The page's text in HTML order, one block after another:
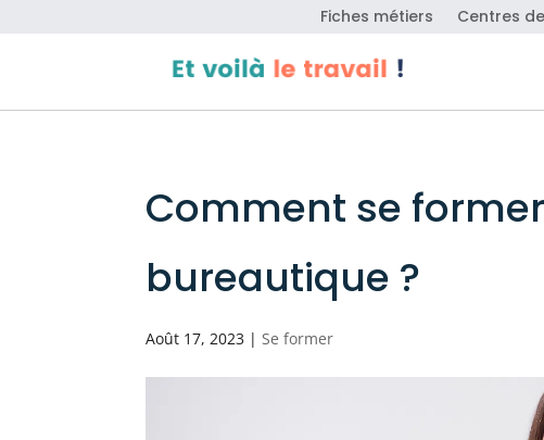
Fiches métiers Centres
Comment se
bureautique ?
Août 17, 2023 |Se former